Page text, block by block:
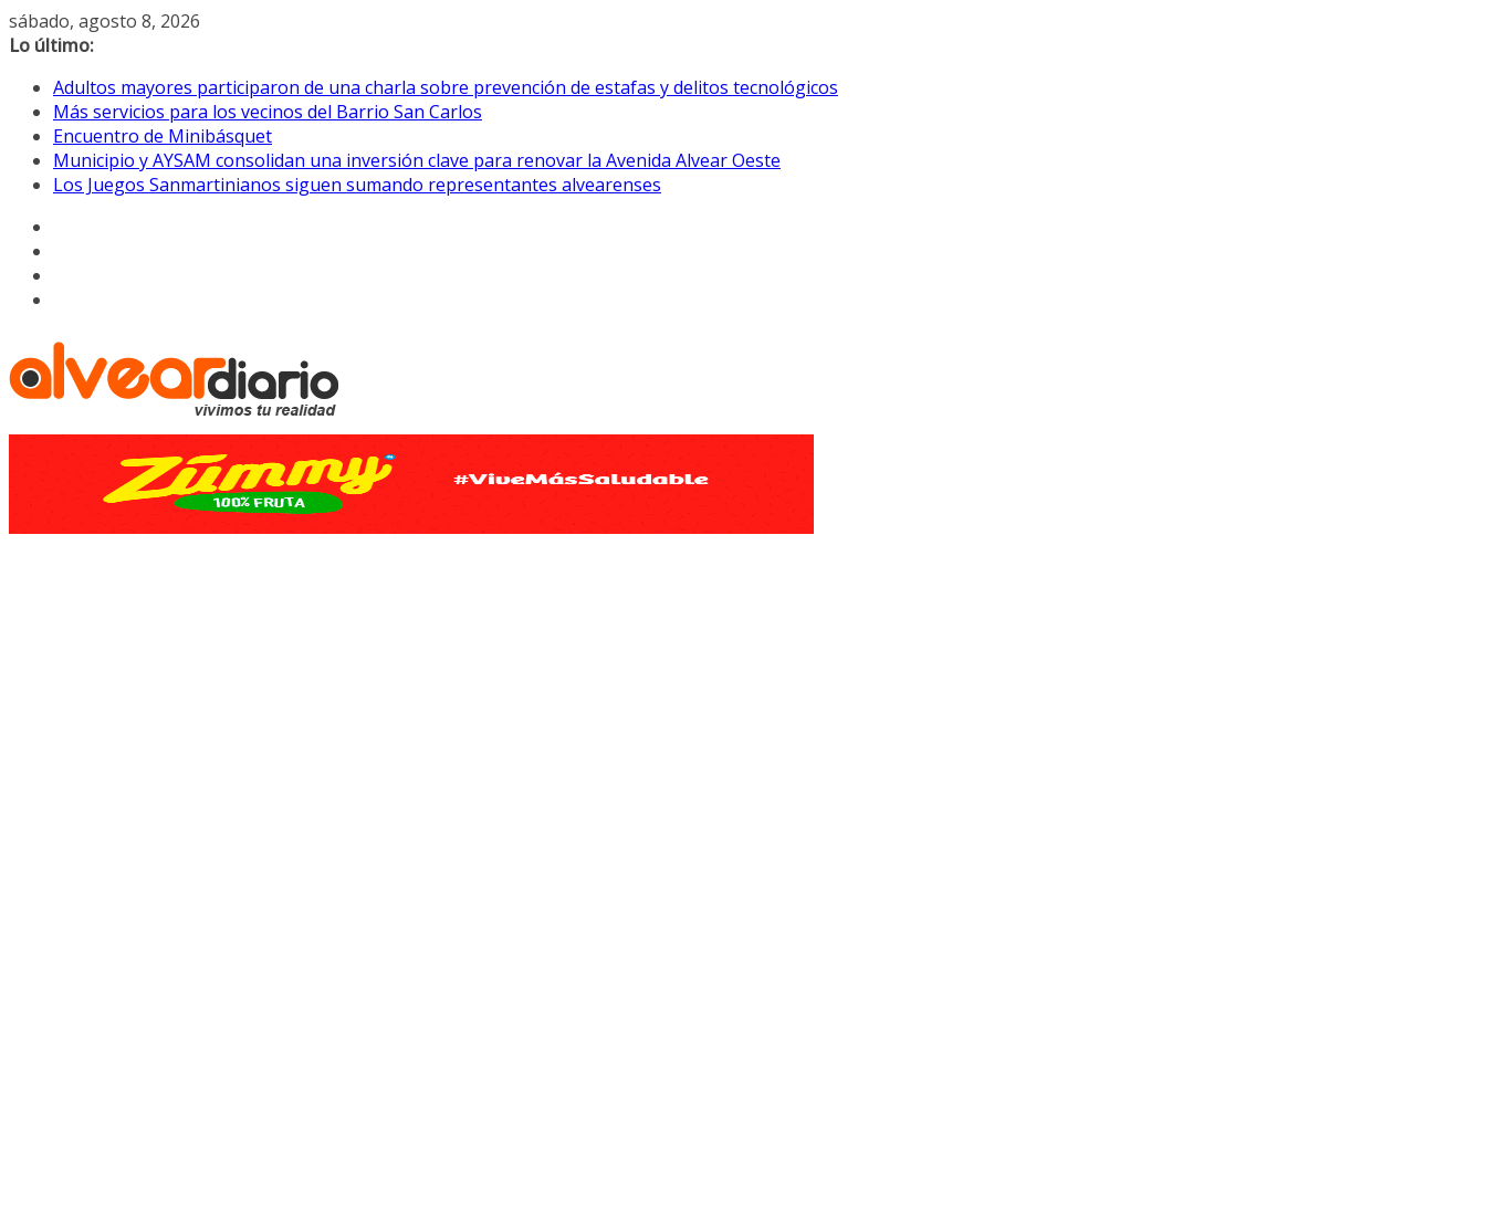
Saltar
al
sábado, agosto 8, 2026
Lo último:
Adultos mayores participaron de una charla sobre prevención de estafas y delitos tecnológicos
Más servicios para los vecinos del Barrio San Carlos
Encuentro de Minibásquet
Municipio y AYSAM consolidan una inversión clave para renovar la Avenida Alvear Oeste
Los Juegos Sanmartinianos siguen sumando representantes alvearenses